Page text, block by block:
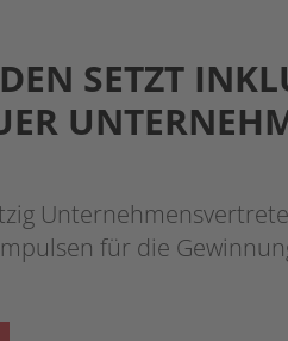
SETZT
für die